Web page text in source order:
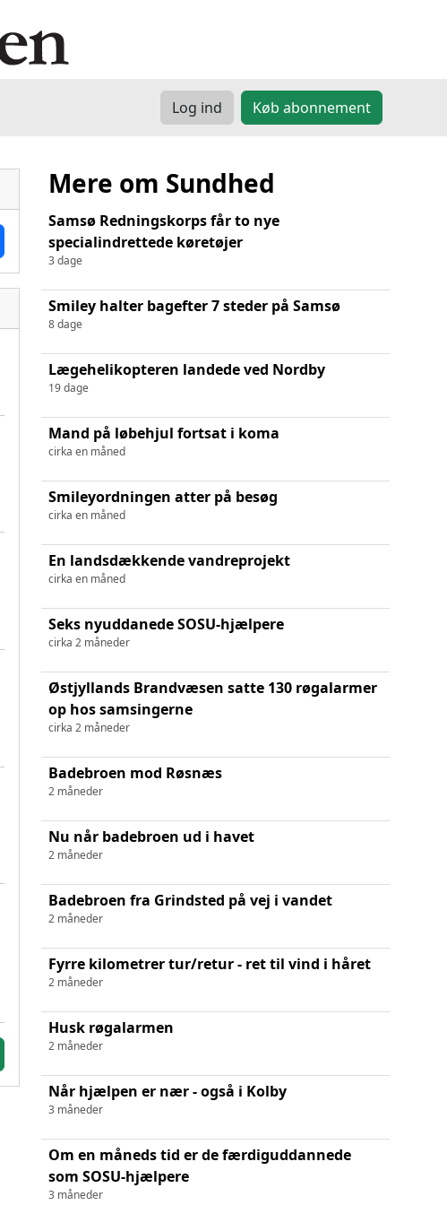
Log ind Køb abonnement
Mere om Sundhed
Samsø Redningskorps får to nye
specialindrettede køretøjer
3 dage
Smiley halter bagefter 7 steder på Samsø
8 dage
Lægehelikopteren landede ved Nordby
19 dage
Mand på løbehjul fortsat i koma
cirka en måned
Smileyordningen atter på besøg
cirka en måned
En landsdækkende vandreprojekt
cirka en måned
Seks nyuddanede SOSU-hjælpere
cirka 2 måneder
Østjyllands Brandvæsen satte 130 røgalarmer
op hos samsingerne
cirka 2 måneder
Badebroen mod Røsnæs
2 måneder
Nu når badebroen ud i havet
2 måneder
Badebroen fra Grindsted på vej i vandet
2 måneder
Fyrre kilometrer tur/retur - ret til vind i håret
2 måneder
Husk røgalarmen
2 måneder
Når hjælpen er nær - også i Kolby
3 måneder
Om en måneds tid er de færdiguddannede
som SOSU-hjælpere
3 måneder